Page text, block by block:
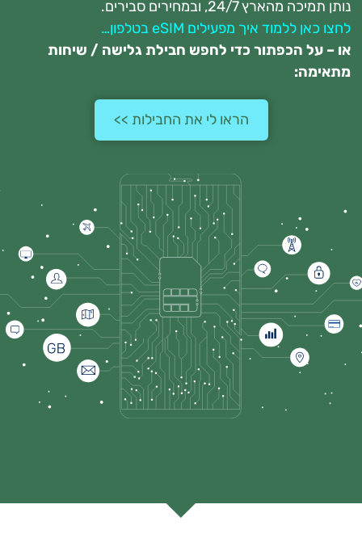
נותן תמיכה מהארץ 24/7, ובמחירים סבירים.
לחצו כאן ללמוד איך מפעילים eSIM בטלפון…
או – על הכפתור כדי לחפש חבילת גלישה / שיחות
מתאימה:
הראו לי את החבילות >>